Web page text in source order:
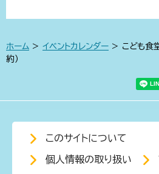
ホーム > イベントカレンダー > こども食
約）
このサイトについて
個人情報の取り扱い